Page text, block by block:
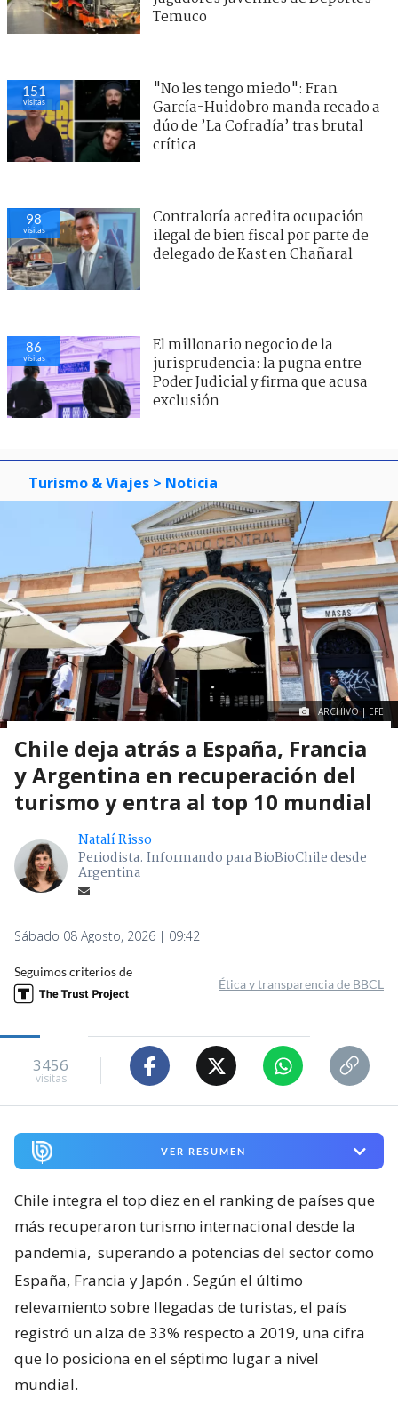
Temuco
151
visitas
"No les tengo miedo": Fran
García-Huidobro manda recado a
dúo de ’La Cofradía’ tras brutal
crítica
98
visitas
Contraloría acredita ocupación
ilegal de bien fiscal por parte de
delegado de Kast en Chañaral
86
visitas
El millonario negocio de la
jurisprudencia: la pugna entre
Poder Judicial y firma que acusa
exclusión
Turismo & Viajes > Noticia
ARCHIVO | EFE
Chile deja atrás a España, Francia
y Argentina en recuperación del
turismo y entra al top 10 mundial
Natalí Risso
Periodista. Informando para BioBioChile desde
Argentina
Sábado 08 Agosto, 2026 | 09:42
Seguimos criterios de
Ética y transparencia de BBCL
3456
visitas
VER RESUMEN
Chile integra el top diez en el ranking de países que
más recuperaron turismo internacional desde la
pandemia, superando a potencias del sector como
España, Francia y Japón . Según el último
relevamiento sobre llegadas de turistas, el país
registró un alza de 33% respecto a 2019, una cifra
que lo posiciona en el séptimo lugar a nivel
mundial.